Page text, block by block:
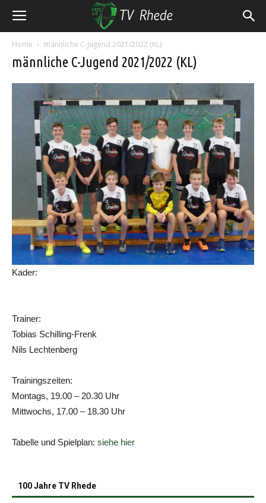
Home männliche C-Jugend 2021/2022 (KL)
männliche C-Jugend 2021/2022 (KL)
Kader:
Trainer:
Tobias Schilling-Frenk
Nils Lechtenberg
Trainingszeiten:
Montags, 19.00 – 20.30 Uhr
Mittwochs, 17.00 – 18.30 Uhr
Tabelle und Spielplan: siehe hier
100 Jahre TV Rhede